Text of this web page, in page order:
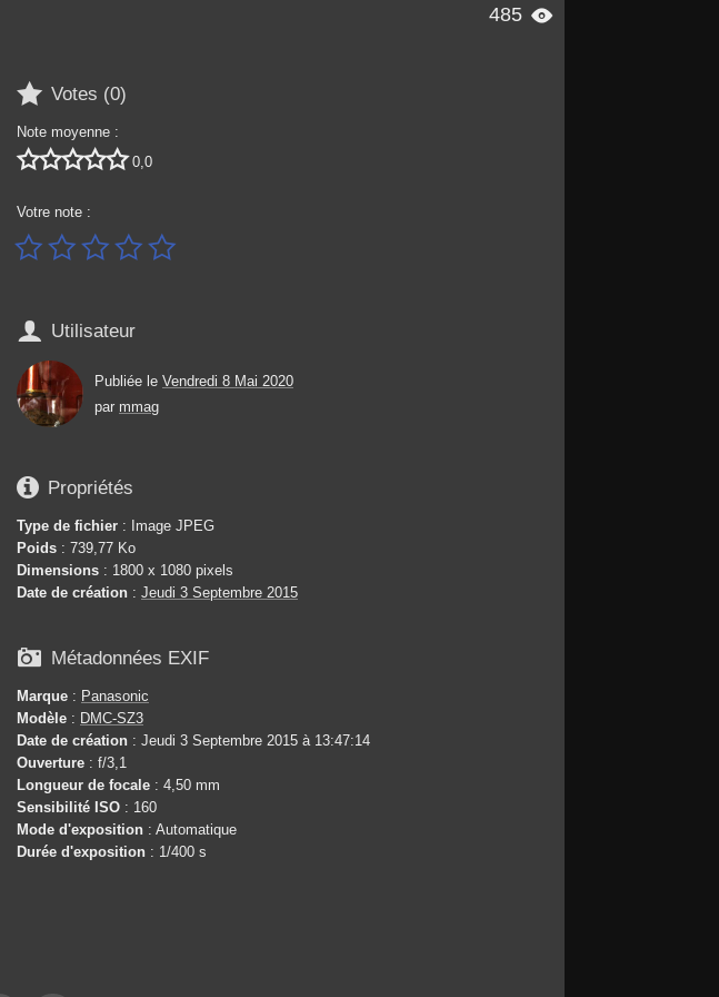
485 
 Votes (0)
Note moyenne :
 0,0
Votre note :

 Utilisateur
Publiée le Vendredi 8 Mai 2020
par mmag
 Propriétés
Type de fichier : Image JPEG
Poids : 739,77 Ko
Dimensions : 1800 x 1080 pixels
Date de création : Jeudi 3 Septembre 2015
 Métadonnées EXIF
Marque : Panasonic
Modèle : DMC-SZ3
Date de création : Jeudi 3 Septembre 2015 à 13:47:14
Ouverture : f/3,1
Longueur de focale : 4,50 mm
Sensibilité ISO : 160
Mode d'exposition : Automatique
Durée d'exposition : 1/400 s